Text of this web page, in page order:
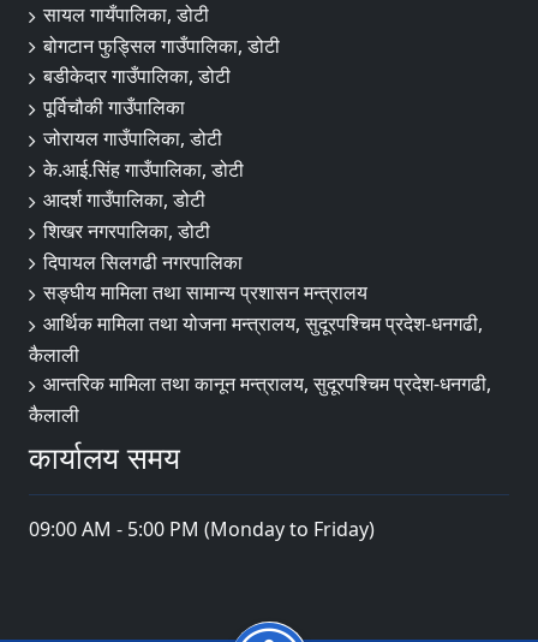
सायल गायँपालिका, डोटी
बोगटान फुड्सिल गाउँपालिका, डोटी
बडीकेदार गाउँपालिका, डोटी
पूर्विचौकी गाउँपालिका
जोरायल गाउँपालिका, डोटी
के.आई.सिंह गाउँपालिका, डोटी
आदर्श गाउँपालिका, डोटी
शिखर नगरपालिका, डोटी
दिपायल सिलगढी नगरपालिका
सङ्‍घीय मामिला तथा सामान्य प्रशासन मन्त्रालय
आर्थिक मामिला तथा योजना मन्त्रालय, सुदूरपश्चिम प्रदेश-धनगढी,
कैलाली
आन्तरिक मामिला तथा कानून मन्त्रालय, सुदूरपश्चिम प्रदेश-धनगढी,
कैलाली
कार्यालय समय
09:00 AM - 5:00 PM (Monday to Friday)